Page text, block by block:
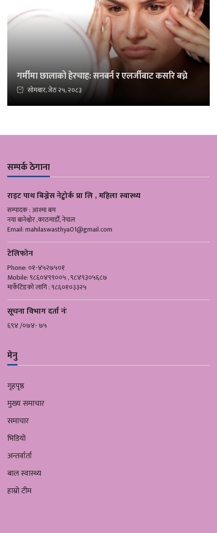
गर्मीमा छालाको हेरचाह: सनबर्न र एलर्जीबाट कसरि बच्ने
सोमबार, जेठ २५, २०८३
सम्पर्क ठेगाना
राइट पाथ बिज्नेस नेट्वोर्क प्रा लि , महिला स्वास्थ्य
सम्पादक : आश्मा बम
नया बानेश्वोर ,काठमाडौँ, नेपाल
Email:mahilaswasthya01@gmail.com
टेलिफोन
Phone: ०१-४५२७५०१
Mobile: ९८६०४९९००५ , ९८४९३०५६८७
मार्केटिङको लागि : ९८६०१०३३२५
सूचना विभाग दर्ता नंः
६९४ /०७४- ७५
मेनु
गृहपृष्ठ
मुख्य समाचार
समाचार
भिडियो
अन्तर्वार्ता
बाल स्वास्थ्य
हाम्रो टीम